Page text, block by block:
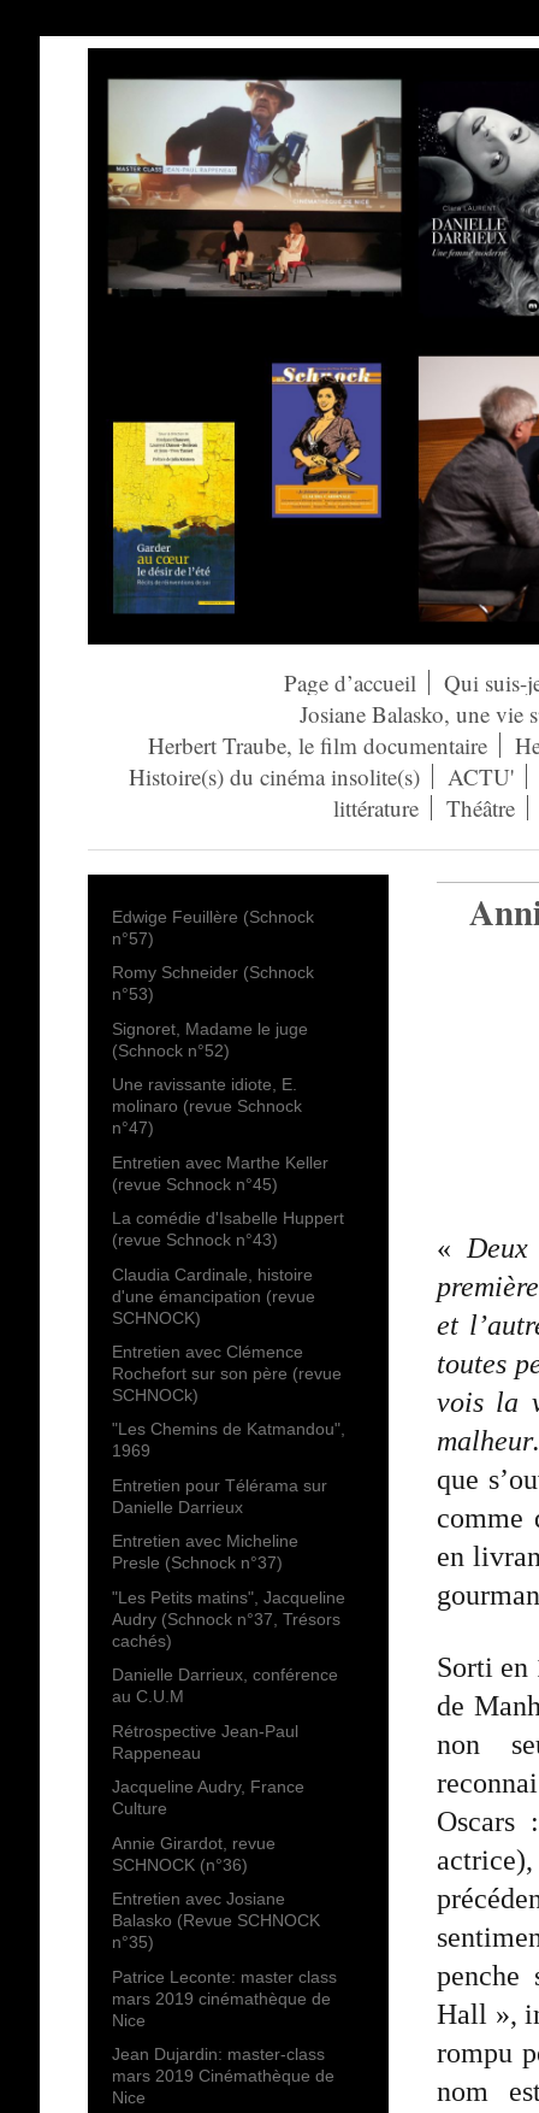
Page d’accueil
Qui suis-
Josiane Balasko, une vie
Herbert Traube, le film documentaire
Histoire(s) du cinéma insolite(s)
ACTU'
littérature
Théâtre
«
et
toutes
vois la
que
comme
en
Sorti en
de
non
Oscars
penche
Hall »,
rompu
nom
Edwige Feuillère (Schnock
n°57)
Romy Schneider (Schnock
n°53)
Signoret, Madame le juge
(Schnock n°52)
Une ravissante idiote, E.
molinaro (revue Schnock
n°47)
Entretien avec Marthe Keller
(revue Schnock n°45)
La comédie d'Isabelle Huppert
(revue Schnock n°43)
Claudia Cardinale, histoire
d'une émancipation (revue
SCHNOCK)
Entretien avec Clémence
Rochefort sur son père (revue
SCHNOCk)
"Les Chemins de Katmandou",
1969
Entretien pour Télérama sur
Danielle Darrieux
Entretien avec Micheline
Presle (Schnock n°37)
"Les Petits matins", Jacqueline
Audry (Schnock n°37, Trésors
cachés)
Danielle Darrieux, conférence
au C.U.M
Rétrospective Jean-Paul
Rappeneau
Jacqueline Audry, France
Culture
Annie Girardot, revue
SCHNOCK (n°36)
Entretien avec Josiane
Balasko (Revue SCHNOCK
n°35)
Patrice Leconte: master class
mars 2019 cinémathèque de
Nice
Jean Dujardin: master-class
mars 2019 Cinémathèque de
Nice